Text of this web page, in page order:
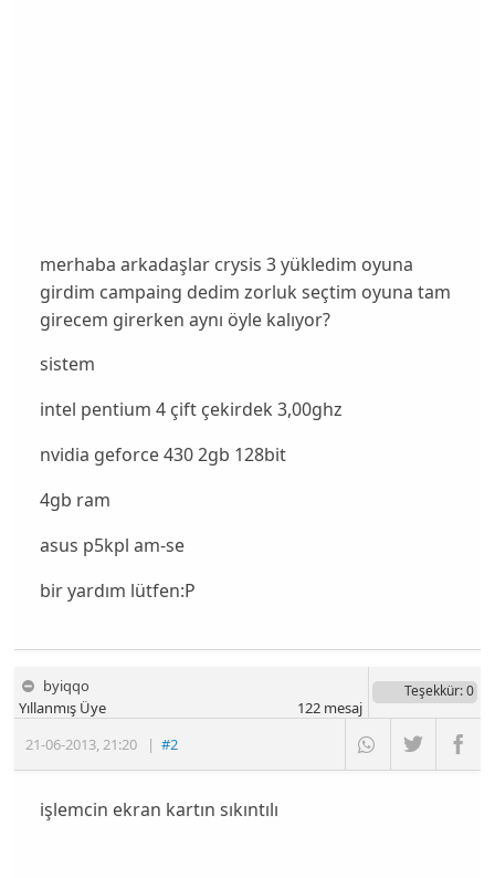
merhaba arkadaşlar crysis 3 yükledim oyuna
girdim campaing dedim zorluk seçtim oyuna tam
girecem girerken aynı öyle kalıyor?
sistem
intel pentium 4 çift çekirdek 3,00ghz
nvidia geforce 430 2gb 128bit
4gb ram
asus p5kpl am-se
bir yardım lütfen:P
byiqqo
21-06-2013,21:20 |#2
Yıllanmış Üye
Teşekkür: 0
122mesaj
işlemcin ekran kartın sıkıntılı